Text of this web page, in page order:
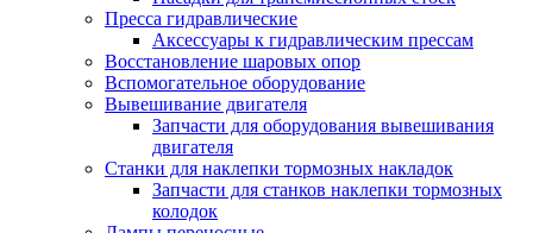
Пресса гидравлические
Аксессуары к гидравлическим прессам
Восстановление шаровых опор
Вспомогательное оборудование
Вывешивание двигателя
Запчасти для оборудования вывешивания
двигателя
Станки для наклепки тормозных накладок
Запчасти для станков наклепки тормозных
колодок